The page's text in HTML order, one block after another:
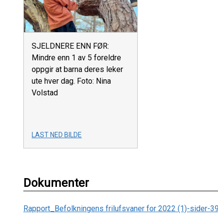
SJELDNERE ENN FØR:
Mindre enn 1 av 5 foreldre
oppgir at barna deres leker
ute hver dag. Foto: Nina
Volstad
LAST NED BILDE
Dokumenter
Rapport_Befolkningens frilufsvaner for 2022 (1)-sider-